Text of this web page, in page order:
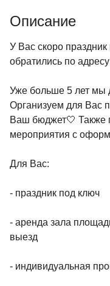
Описание
У Вас скоро
обратились по
Уже больше 5 лет мы
Организуем для Вас
Ваш бюджет🤍 Также
мероприятия с
Для Вас:
- праздник под ключ
- аренда зала
выезд
- индивидуальная